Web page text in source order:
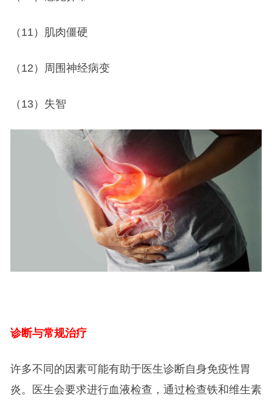
（11）肌肉僵硬
（12）周围神经病变
（13）失智
诊断与常规治疗
许多不同的因素可能有助于医生诊断自身免疫性胃
炎。医生会要求进行血液检查，通过检查铁和维生素